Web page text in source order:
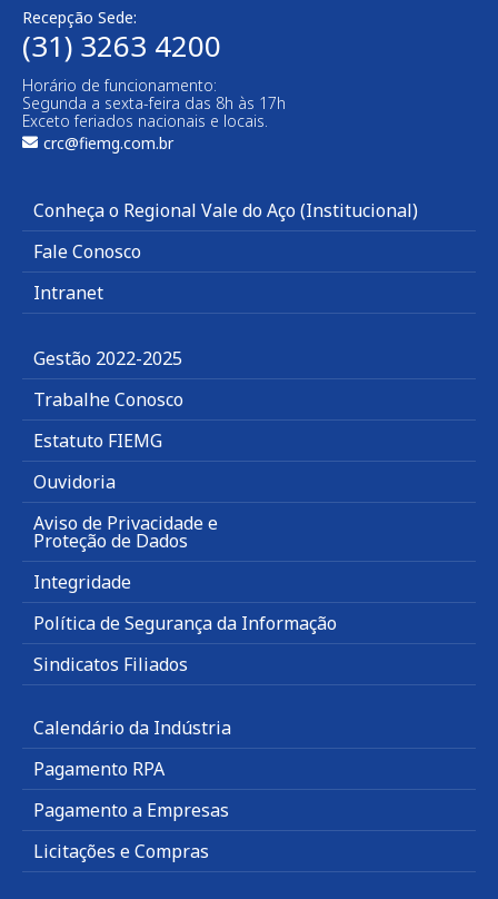
Recepção Sede:
(31) 3263 4200
Horário de funcionamento:
Segunda a sexta-feira das 8h às 17h
Exceto feriados nacionais e locais.
crc@fiemg.com.br
Conheça o Regional Vale do Aço (Institucional)
Fale Conosco
Intranet
Gestão 2022-2025
Trabalhe Conosco
Estatuto FIEMG
Ouvidoria
Aviso de Privacidade e
Proteção de Dados
Integridade
Política de Segurança da Informação
Sindicatos Filiados
Calendário da Indústria
Pagamento RPA
Pagamento a Empresas
Licitações e Compras